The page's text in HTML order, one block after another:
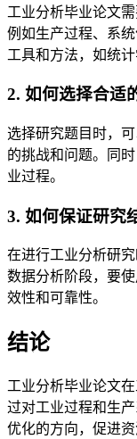
工业分析毕业论文
例如生产过程、系
工具和方法，如统
2. 如何选择合适
选择研究题目时，
的挑战和问题。同
业过程。
3. 如何保证研究
在进行工业分析研
数据分析阶段，要
效性和可靠性。
结论
工业分析毕业论文
过对工业过程和生
优化的方向，促进